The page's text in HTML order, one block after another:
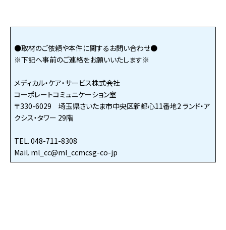
●取材のご依頼や本件に関するお問い合わせ●
※下記へ事前のご連絡をお願いいたします※
メディカル・ケア・サービス株式会社
コーポレートコミュニケーション室
〒330-6029 埼玉県さいたま市中央区新都心11番地2 ランド・ア
クシス・タワー 29階
TEL. 048-711-8308
Mail. ml_cc@ml_ccmcsg-co-jp